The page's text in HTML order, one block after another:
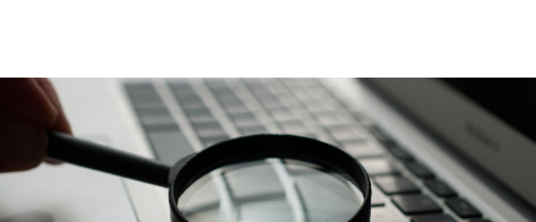
audit_qualità